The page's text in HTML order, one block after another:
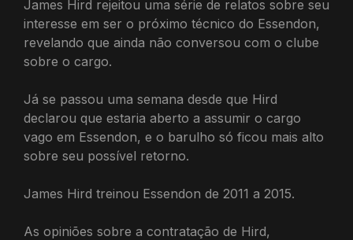
James Hird rejeitou uma série de relatos sobre seu
interesse em ser o próximo técnico do Essendon,
revelando que ainda não conversou com o clube
sobre o cargo.
Já se passou uma semana desde que Hird
declarou que estaria aberto a assumir o cargo
vago em Essendon, e o barulho só ficou mais alto
sobre seu possível retorno.
James Hird treinou Essendon de 2011 a 2015.
As opiniões sobre a contratação de Hird,